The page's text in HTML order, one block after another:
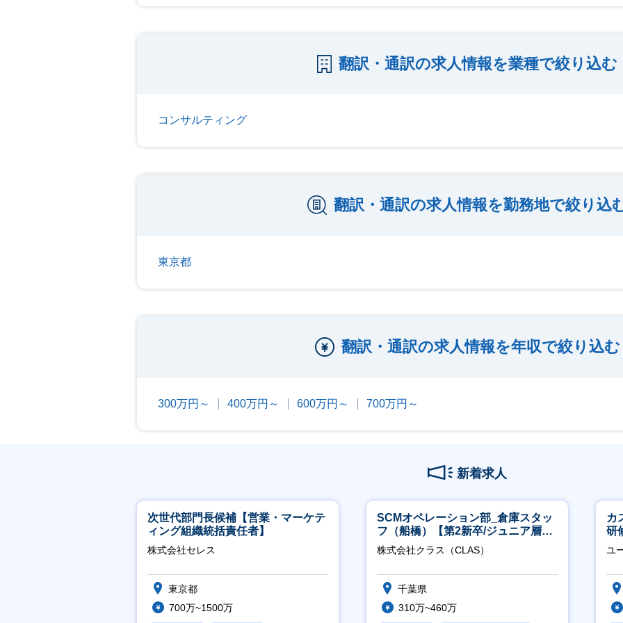
翻訳・通訳の求人情報を業種で絞り込む
コンサルティング
翻訳・通訳の求人情報を勤務地で絞り込
東京都
翻訳・通訳の求人情報を年収で絞り込む
300万円～ 400万円～ 600万円～ 700万円～
新着求人
次世代部門長候補【営業・マーケテ
ィング組織統括責任者】
株式会社セレス
東京都
700万~1500万
SCMオペレーション部_倉庫スタッ
フ（船橋）【第2新卒/ジュニア層歓
迎】
株式会社クラス（CLAS）
千葉県
310万~460万
カ
研
ユ